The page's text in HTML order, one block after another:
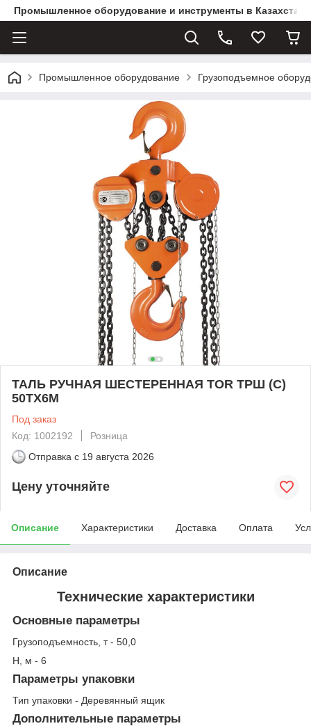
Промышленное оборудование и инструменты в
Промышленное оборудование Грузоподъемное
ТАЛЬ РУЧНАЯ ШЕСТЕРЕННАЯ TOR ТРШ (C)
50ТХ6М
Под заказ
Код: 1002192
Розница
Отправка с 19 августа 2026
Цену уточняйте
Описание Характеристики Доставка Оплата
Описание
Технические характеристики
Основные параметры
Грузоподъемность, т - 50,0
Н, м - 6
Параметры упаковки
Тип упаковки - Деревянный ящик
Дополнительные параметры